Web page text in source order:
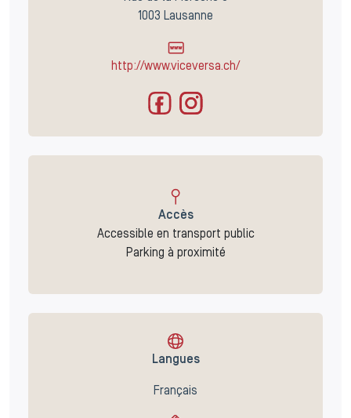
1003 Lausanne
http://www.viceversa.ch/
Accès
Accessible en transport public
Parking à proximité
Langues
Français